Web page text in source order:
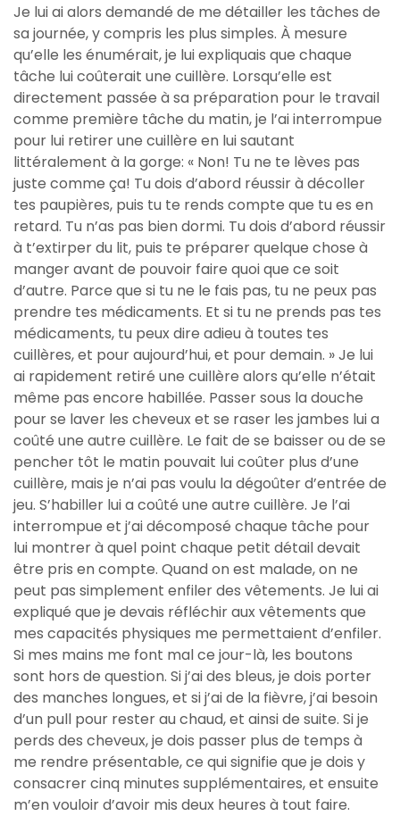
Je lui ai alors demandé de me détailler les tâches de
sa journée, y compris les plus simples. À mesure
qu’elle les énumérait, je lui expliquais que chaque
tâche lui coûterait une cuillère. Lorsqu’elle est
directement passée à sa préparation pour le travail
comme première tâche du matin, je l’ai interrompue
pour lui retirer une cuillère en lui sautant
littéralement à la gorge: « Non! Tu ne te lèves pas
juste comme ça! Tu dois d’abord réussir à décoller
tes paupières, puis tu te rends compte que tu es en
retard. Tu n’as pas bien dormi. Tu dois d’abord réussir
à t’extirper du lit, puis te préparer quelque chose à
manger avant de pouvoir faire quoi que ce soit
d’autre. Parce que si tu ne le fais pas, tu ne peux pas
prendre tes médicaments. Et si tu ne prends pas tes
médicaments, tu peux dire adieu à toutes tes
cuillères, et pour aujourd’hui, et pour demain. » Je lui
ai rapidement retiré une cuillère alors qu’elle n’était
même pas encore habillée. Passer sous la douche
pour se laver les cheveux et se raser les jambes lui a
coûté une autre cuillère. Le fait de se baisser ou de se
pencher tôt le matin pouvait lui coûter plus d’une
cuillère, mais je n’ai pas voulu la dégoûter d’entrée de
jeu. S’habiller lui a coûté une autre cuillère. Je l’ai
interrompue et j’ai décomposé chaque tâche pour
lui montrer à quel point chaque petit détail devait
être pris en compte. Quand on est malade, on ne
peut pas simplement enfiler des vêtements. Je lui ai
expliqué que je devais réfléchir aux vêtements que
mes capacités physiques me permettaient d’enfiler.
Si mes mains me font mal ce jour-là, les boutons
sont hors de question. Si j’ai des bleus, je dois porter
des manches longues, et si j’ai de la fièvre, j’ai besoin
d’un pull pour rester au chaud, et ainsi de suite. Si je
perds des cheveux, je dois passer plus de temps à
me rendre présentable, ce qui signifie que je dois y
consacrer cinq minutes supplémentaires, et ensuite
m’en vouloir d’avoir mis deux heures à tout faire.